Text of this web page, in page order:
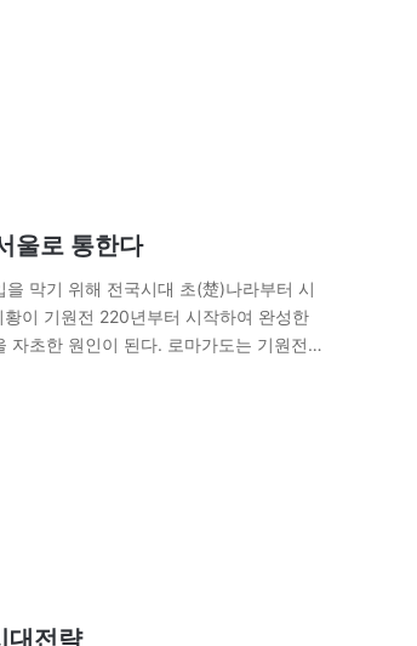
울로 통한다
을 막기 위해 전국시대 초(楚)나라부터 시
이 기원전 220년부터 시작하여 완성한
자초한 원인이 된다. 로마가도는 기원전
대전략